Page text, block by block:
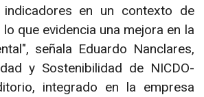
en un contexto de
que evidencia una mejora en la
señala Eduardo Nanclares,
y Sostenibilidad de NICDO-
integrado en la empresa